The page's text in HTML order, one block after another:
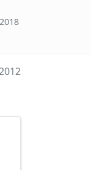
2018